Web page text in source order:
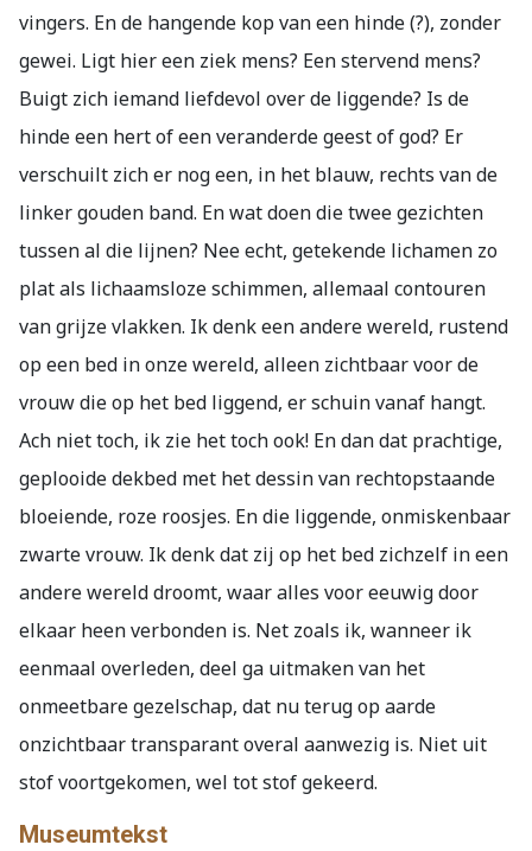
vingers. En de hangende kop van een hinde (?), zonder
gewei. Ligt hier een ziek mens? Een stervend mens?
Buigt zich iemand liefdevol over de liggende? Is de
hinde een hert of een veranderde geest of god? Er
verschuilt zich er nog een, in het blauw, rechts van de
linker gouden band. En wat doen die twee gezichten
tussen al die lijnen? Nee echt, getekende lichamen zo
plat als lichaamsloze schimmen, allemaal contouren
van grijze vlakken. Ik denk een andere wereld, rustend
op een bed in onze wereld, alleen zichtbaar voor de
vrouw die op het bed liggend, er schuin vanaf hangt.
Ach niet toch, ik zie het toch ook! En dan dat prachtige,
geplooide dekbed met het dessin van rechtopstaande
bloeiende, roze roosjes. En die liggende, onmiskenbaar
zwarte vrouw. Ik denk dat zij op het bed zichzelf in een
andere wereld droomt, waar alles voor eeuwig door
elkaar heen verbonden is. Net zoals ik, wanneer ik
eenmaal overleden, deel ga uitmaken van het
onmeetbare gezelschap, dat nu terug op aarde
onzichtbaar transparant overal aanwezig is. Niet uit
stof voortgekomen, wel tot stof gekeerd.
Museumtekst